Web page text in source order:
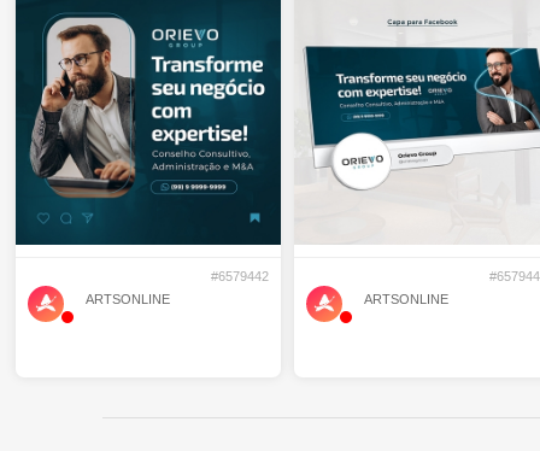
#6579442
ARTSONLINE
ARTSONLINE